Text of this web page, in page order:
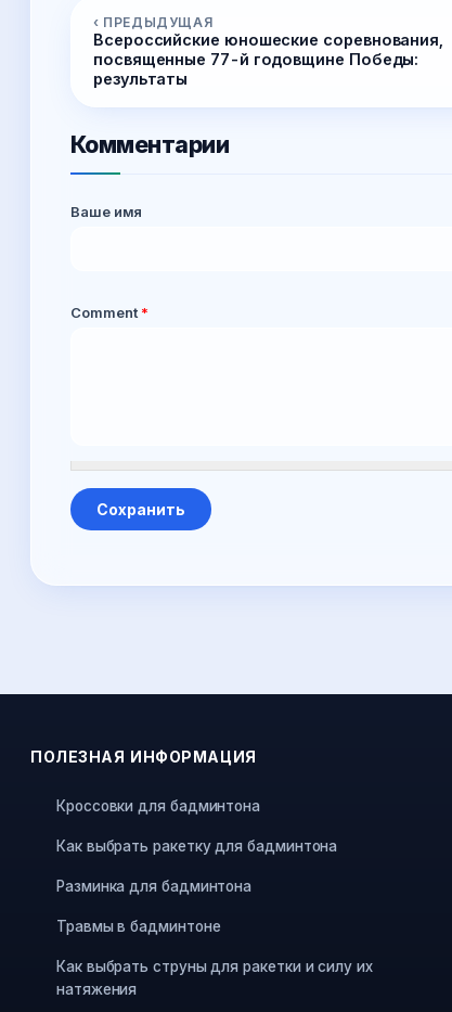
‹ ПРЕДЫДУЩАЯ
Всероссийские юношеские соревнования,
посвященные 77-й годовщине Победы:
результаты
Комментарии
Ваше имя
Comment*
ПОЛЕЗНАЯ ИНФОРМАЦИЯ
Кроссовки для бадминтона
Как выбрать ракетку для бадминтона
Разминка для бадминтона
Травмы в бадминтоне
Как выбрать струны для ракетки и силу их
натяжения